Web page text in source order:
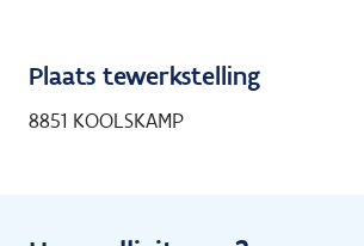
Plaats tewerkstelling
8851 KOOLSKAMP